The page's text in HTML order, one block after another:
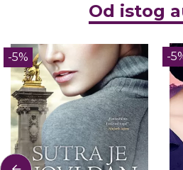
Od istog
-5% -